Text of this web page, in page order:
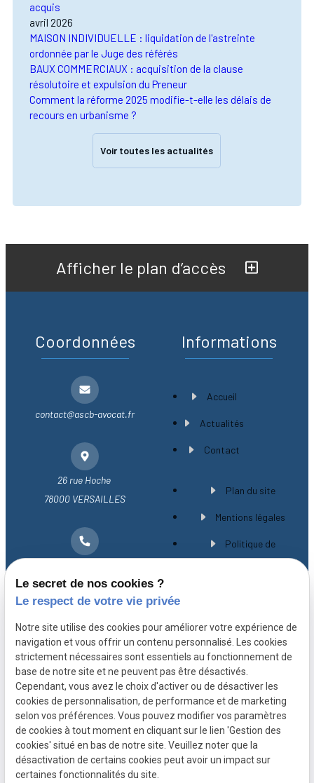
acquis
avril 2026
MAISON INDIVIDUELLE : liquidation de l'astreinte
ordonnée par le Juge des référés
BAUX COMMERCIAUX : acquisition de la clause
résolutoire et expulsion du Preneur
Comment la réforme 2025 modifie-t-elle les délais de
recours en urbanisme ?
Voir toutes les actualités
Afficher le plan d’accès
Coordonnées
contact@ascb-avocat.fr
26 rue Hoche
78000 VERSAILLES
Informations
Accueil
Actualités
Contact
Plan du site
Mentions légales
Politique de
A propos
Avocat spécialiste en droit immobilier à
Versailles, Maître CHEVILLARD-BUISSON vous
accompagne avec expérience et rigueur depuis
plus de 20 ans.
Le secret de nos cookies ?
Le respect de votre vie privée
Notre site utilise des cookies pour améliorer votre expérience de
navigation et vous offrir un contenu personnalisé. Les cookies
strictement nécessaires sont essentiels au fonctionnement de
base de notre site et ne peuvent pas être désactivés.
Cependant, vous avez le choix d'activer ou de désactiver les
cookies de personnalisation, de performance et de marketing
selon vos préférences. Vous pouvez modifier vos paramètres
de cookies à tout moment en cliquant sur le lien 'Gestion des
cookies' situé en bas de notre site. Veuillez noter que la
désactivation de certains cookies peut avoir un impact sur
certaines fonctionnalités du site.